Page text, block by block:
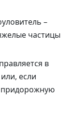
–
частицы
в
если
придорожную